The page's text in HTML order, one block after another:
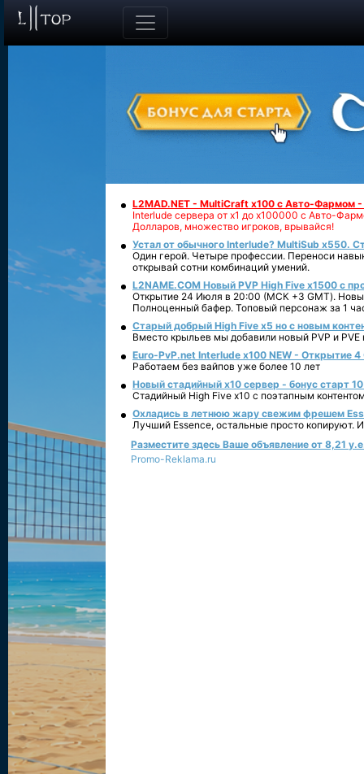
L2MAD.NET - MultiCraft x100 с Авто-Фармом
Interlude сервера от х1 до х100000 с Авто-
Долларов, множество игроков, врывайся!
Устал от обычного Interlude? MultiSub x550.
Один герой. Четыре профессии. Переноси
открывай сотни комбинаций умений.
L2NAME.COM Новый PVP High Five x1500 с
Открытие 24 Июля в 20:00 (МСК +3 GMT).
Полноценный бафер. Топовый персонаж за 1
Старый добрый High Five x5 но с новым
Вместо крыльев мы добавили новый PVP и PVE
Euro-PvP.net Interlude х100 NEW - Открытие 4
Работаем без вайпов уже более 10 лет
Новый стадийный х10 сервер - бонус старт
Стадийный High Five x10 с поэтапным
Охладись в летнюю жару свежим фрешем
Лучший Essence, остальные просто копируют.
Разместите здесь Ваше объявление от 8,21
Promo-Reklama.ru